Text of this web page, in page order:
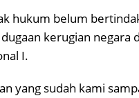
hukum belum
kerugian negara
I.
yang sudah kami